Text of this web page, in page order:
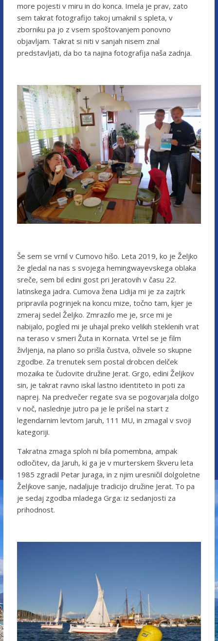
more pojesti v miru in do konca. Imela je prav, zato
sem takrat fotografijo takoj umaknil s spleta, v
zborniku pa jo z vsem spoštovanjem ponovno
objavljam. Takrat si niti v sanjah nisem znal
predstavljati, da bo ta najina fotografija naša zadnja.
Še sem se vrnil v Cumovo hišo. Leta 2019, ko je Željko
že gledal na nas s svojega hemingwayevskega oblaka
sreče, sem bil edini gost pri Jeratovih v času 22.
latinskega jadra. Cumova žena Lidija mi je za zajtrk
pripravila pogrinjek na koncu mize, točno tam, kjer je
zmeraj sedel Željko. Zmrazilo me je, srce mi je
nabijalo, pogled mi je uhajal preko velikih steklenih vrat
na teraso v smeri Žuta in Kornata. Vrtel se je film
življenja, na plano so prišla čustva, oživele so skupne
zgodbe. Za trenutek sem postal drobcen delček
mozaika te čudovite družine Jerat. Grgo, edini Željkov
sin, je takrat ravno iskal lastno identiteto in poti za
naprej. Na predvečer regate sva se pogovarjala dolgo
v noč, naslednje jutro pa je le prišel na start z
legendarnim levtom Jaruh, 111 MU, in zmagal v svoji
kategoriji.
Takratna zmaga sploh ni bila pomembna, ampak
odločitev, da Jaruh, ki ga je v murterskem škveru leta
1985 zgradil Petar Juraga, in z njim uresničil dolgoletne
Željkove sanje, nadaljuje tradicijo družine Jerat. To pa
je sedaj zgodba mladega Grga: iz sedanjosti za
prihodnost.